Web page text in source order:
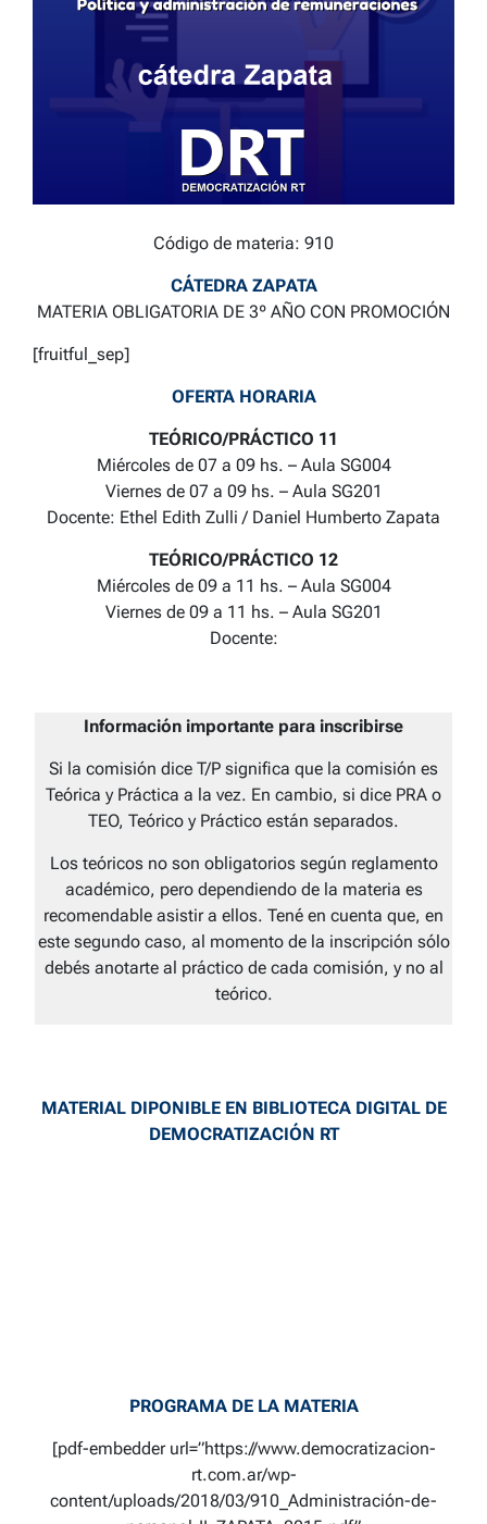
Código de materia: 910
CÁTEDRA ZAPATA
MATERIA OBLIGATORIA DE 3º AÑO CON PROMOCIÓN
[fruitful_sep]
OFERTA HORARIA
TEÓRICO/PRÁCTICO 11
Miércoles de 07 a 09 hs. – Aula SG004
Viernes de 07 a 09 hs. – Aula SG201
Docente: Ethel Edith Zulli / Daniel Humberto Zapata
TEÓRICO/PRÁCTICO 12
Miércoles de 09 a 11 hs. – Aula SG004
Viernes de 09 a 11 hs. – Aula SG201
Docente:
Información importante para inscribirse
Si la comisión dice T/P significa que la comisión es
Teórica y Práctica a la vez. En cambio, si dice PRA o
TEO, Teórico y Práctico están separados.
Los teóricos no son obligatorios según reglamento
académico, pero dependiendo de la materia es
recomendable asistir a ellos. Tené en cuenta que, en
este segundo caso, al momento de la inscripción sólo
debés anotarte al práctico de cada comisión, y no al
teórico.
MATERIAL DIPONIBLE EN BIBLIOTECA DIGITAL DE
DEMOCRATIZACIÓN RT
PROGRAMA DE LA MATERIA
[pdf-embedder url=”https://www.democratizacion-
rt.com.ar/wp-
content/uploads/2018/03/910_Administración-de-